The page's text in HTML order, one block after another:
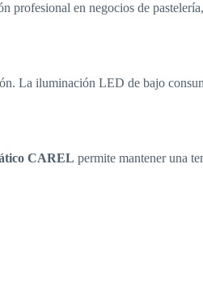
profesional en negocios de
La iluminación LED de bajo
CAREL permite mantener una